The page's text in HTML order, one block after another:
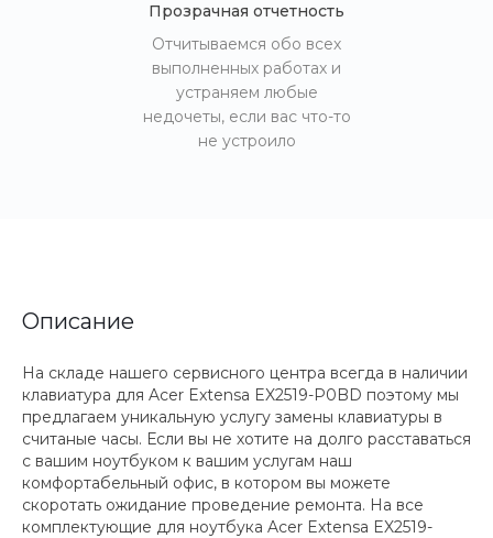
Прозрачная отчетность
Отчитываемся обо всех
выполненных работах и
устраняем любые
недочеты, если вас что-то
не устроило
Описание
На складе нашего сервисного центра всегда в наличии
клавиатура для Acer Extensa EX2519-P0BD поэтому мы
предлагаем уникальную услугу замены клавиатуры в
считаные часы. Если вы не хотите на долго расставаться
с вашим ноутбуком к вашим услугам наш
комфортабельный офис, в котором вы можете
скоротать ожидание проведение ремонта. На все
комплектующие для ноутбука Acer Extensa EX2519-